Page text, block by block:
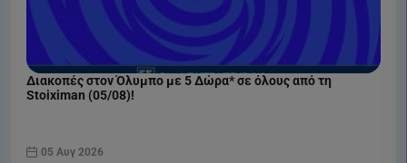
Διακοπές στον Όλυμπο με 5 Δώρα* σε όλους από τη
Stoiximan (05/08)!
05 Αυγ 2026